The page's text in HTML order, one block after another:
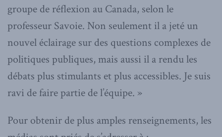
groupe de réflexion au Canada, selon le
professeur Savoie. Non seulement il a jeté un
nouvel éclairage sur des questions complexes de
politiques publiques, mais aussi il a rendu les
débats plus stimulants et plus accessibles. Je suis
ravi de faire partie de l’équipe. »
Pour obtenir de plus amples renseignements, les